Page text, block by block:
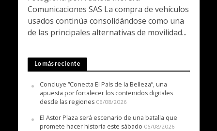
Comunicaciones SAS La compra de vehículos
usados continúa consolidándose como una
de las principales alternativas de movilidad...
Lo más reciente
Concluye “Conecta El País de la Belleza”, una
apuesta por fortalecer los contenidos digitales
desde las regiones 06/08/2026
El Astor Plaza será escenario de una batalla que
promete hacer historia este sábado 06/08/2026